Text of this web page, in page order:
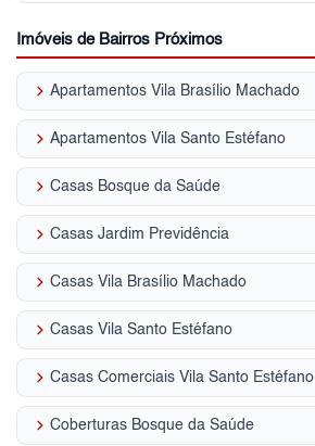
Imóveis de Bairros Próximos
keyboard_arrow_right Apartamentos Vila Brasílio Machado
keyboard_arrow_right Apartamentos Vila Santo Estéfano
keyboard_arrow_right Casas Bosque da Saúde
keyboard_arrow_right Casas Jardim Previdência
keyboard_arrow_right Casas Vila Brasílio Machado
keyboard_arrow_right Casas Vila Santo Estéfano
keyboard_arrow_right Casas Comerciais Vila Santo Estéfano
keyboard_arrow_right Coberturas Bosque da Saúde